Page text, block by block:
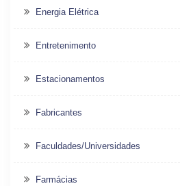
Energia Elétrica
Entretenimento
Estacionamentos
Fabricantes
Faculdades/Universidades
Farmácias